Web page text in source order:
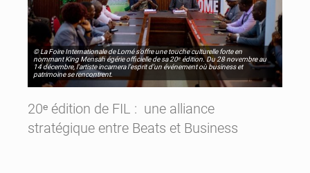
© La Foire Internationale de Lomé s’offre une touche culturelle forte en
nommant King Mensah égérie officielle de sa 20ᵉ édition. Du 28 novembre au
14 décembre, l’artiste incarnera l’esprit d’un événement où business et
patrimoine se rencontrent.
20ᵉ édition de FIL : une alliance
stratégique entre Beats et Business